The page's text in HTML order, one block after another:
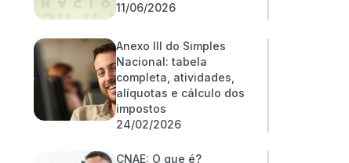
11/06/2026
Anexo III do Simples
Nacional: tabela
completa, atividades,
alíquotas e cálculo dos
impostos
24/02/2026
CNAE: O que é?